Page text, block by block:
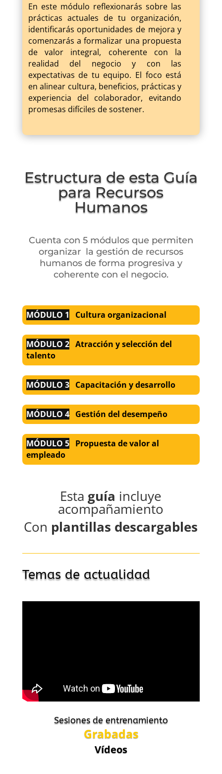
En este módulo reflexionarás sobre las
prácticas actuales de tu organización,
identificarás oportunidades de mejora y
comenzarás a formalizar una propuesta
de valor integral, coherente con la
realidad del negocio y con las
expectativas de tu equipo. El foco está
en alinear cultura, beneficios, prácticas y
experiencia del colaborador, evitando
promesas difíciles de sostener.
Estructura de esta Guía
para Recursos
Humanos
Cuenta con 5 módulos que permiten
organizar la gestión de recursos
humanos de forma progresiva y
coherente con el negocio.
MÓDULO 1 Cultura organizacional
MÓDULO 2 Atracción y selección del
talento
MÓDULO 3 Capacitación y desarrollo
MÓDULO 4 Gestión del desempeño
MÓDULO 5
Propuesta de valor al
empleado
Esta guía incluye
acompañamiento
Con plantillas descargables
Temas de actualidad
Sesiones de entrenamiento
Grabadas
Vídeos